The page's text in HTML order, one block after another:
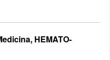
HEMATO-